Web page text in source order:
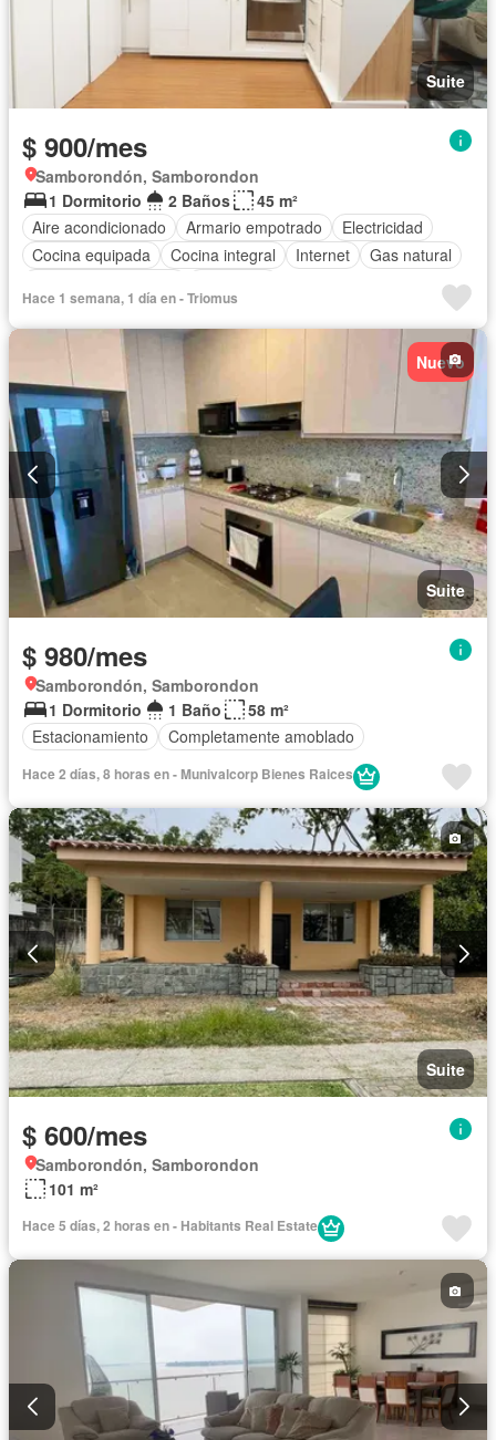
Suite
$ 900/mes
Samborondón, Samborondon
1 Dormitorio
2 Baños
45 m²
Aire acondicionado
Armario empotrado
Electricidad
Cocina equipada
Cocina integral Internet
Gas natural
Completamente amoblado
Hace 1 semana, 1 día en - Triomus
Nuevo
Suite
$ 980/mes
Samborondón, Samborondon
1 Dormitorio
1 Baño
58 m²
Estacionamiento
Completamente amoblado
Hace 2 días, 8 horas en - Munivalcorp Bienes Raices
Suite
$ 600/mes
Samborondón, Samborondon
101 m²
Hace 5 días, 2 horas en - Habitants Real Estate